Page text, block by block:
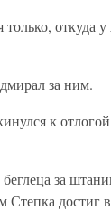
откуда
за ним.
к
за
Степка